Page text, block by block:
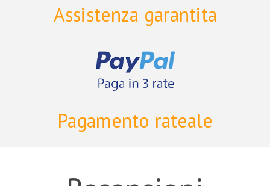
Assistenza garantita
Pagamento rateale